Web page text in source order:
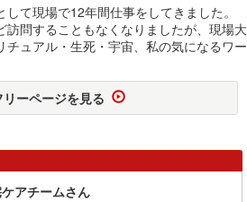
て現場で12年間仕事をしてきました。
訪問することもなくなりましたが、現場大
チュアル・生死・宇宙、私の気になるワー
ーページを見る
アチームさん